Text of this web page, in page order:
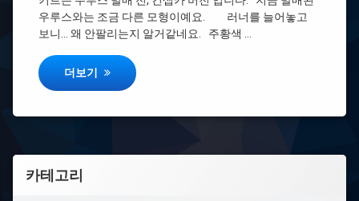
우루스와는 조금 다른 모형이예요. 러너를 늘어놓고
보니… 왜 안팔리는지 알거같네요. 주황색 …
아카데미 1/43 람보르기니 우루스
더보기
일
라
카테고리